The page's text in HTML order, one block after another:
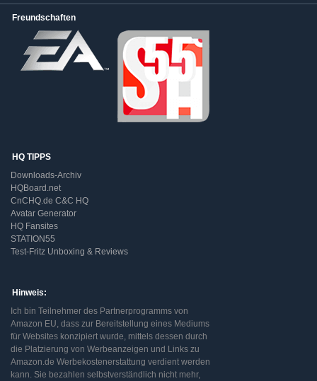
Freundschaften
HQ TIPPS
Downloads-Archiv
HQBoard.net
CnCHQ.de C&C HQ
Avatar Generator
HQ Fansites
STATION55
Test-Fritz Unboxing & Reviews
Hinweis:
Ich bin Teilnehmer des Partnerprogramms von
Amazon EU, dass zur Bereitstellung eines Mediums
für Websites konzipiert wurde, mittels dessen durch
die Platzierung von Werbeanzeigen und Links zu
Amazon.de Werbekostenerstattung verdient werden
kann. Sie bezahlen selbstverständlich nicht mehr,